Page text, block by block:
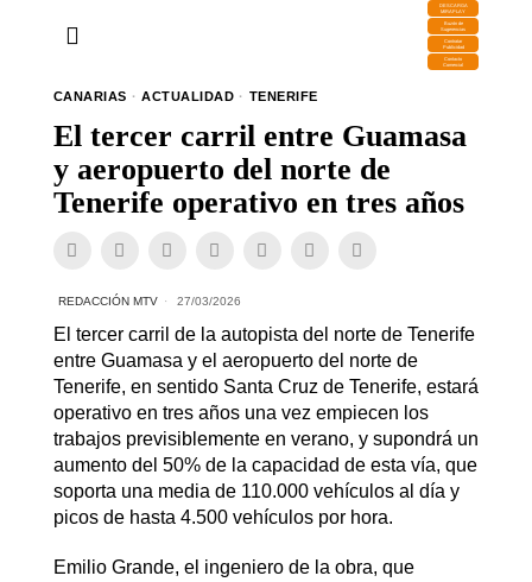
DESCARGA
MIRAPLAY
Buzón de
Sugerencias
Contratar
Publicidad
Contacto
Comercial
CANARIAS · ACTUALIDAD · TENERIFE
El tercer carril entre Guamasa
y aeropuerto del norte de
Tenerife operativo en tres años
REDACCIÓN MTV 27/03/2026
El tercer carril de la autopista del norte de Tenerife
entre Guamasa y el aeropuerto del norte de
Tenerife, en sentido Santa Cruz de Tenerife, estará
operativo en tres años una vez empiecen los
trabajos previsiblemente en verano, y supondrá un
aumento del 50% de la capacidad de esta vía, que
soporta una media de 110.000 vehículos al día y
picos de hasta 4.500 vehículos por hora.
Emilio Grande, el ingeniero de la obra, que